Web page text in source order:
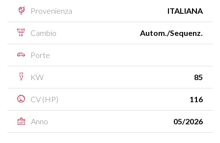
Provenienza ITALIANA
Cambio Autom./Sequenz.
Porte
KW 85
CV (HP) 116
Anno 05/2026